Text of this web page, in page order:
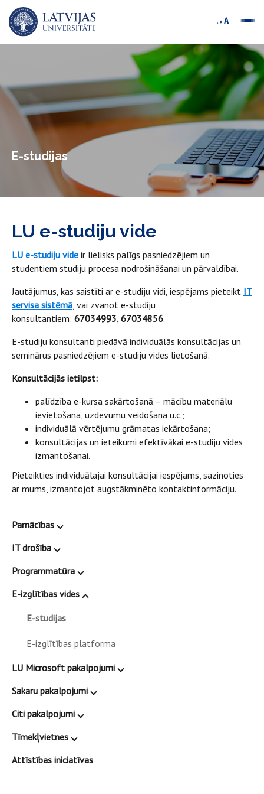
E-studijas
LU e-studiju vide
LU e-studiju vide ir lielisks palīgs pasniedzējiem un
studentiem studiju procesa nodrošināšanai un pārvaldībai.
Jautājumus, kas saistīti ar e-studiju vidi, iespējams pieteikt IT
servisa sistēmā, vai zvanot e-studiju
konsultantiem: 67034993, 67034856.
E-studiju konsultanti piedāvā individuālās konsultācijas un
seminārus pasniedzējiem e-studiju vides lietošanā.
Konsultācijās ietilpst:
palīdzība e-kursa sakārtošanā – mācību materiālu
ievietošana, uzdevumu veidošana u.c.;
individuālā vērtējumu grāmatas iekārtošana;
konsultācijas un ieteikumi efektīvākai e-studiju vides
izmantošanai.
Pieteikties individuālajai konsultācijai iespējams, sazinoties
ar mums, izmantojot augstākminēto kontaktinformāciju.
Pamācības
IT drošība
Programmatūra
E-izglītības vides
E-studijas
E-izglītības platforma
LU Microsoft pakalpojumi
Sakaru pakalpojumi
Citi pakalpojumi
Tīmekļvietnes
Attīstības iniciatīvas